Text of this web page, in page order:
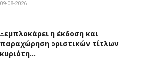
09-08-2026
Ξεμπλοκάρει η έκδοση και
παραχώρηση οριστικών τίτλων
κυριότη…